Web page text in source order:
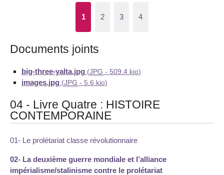
1 2 3 4
Documents joints
big-three-yalta.jpg (JPG - 509.4 kio)
images.jpg (JPG - 5.6 kio)
04 - Livre Quatre : HISTOIRE
CONTEMPORAINE
01- Le prolétariat classe révolutionnaire
02- La deuxième guerre mondiale et l’alliance
impérialisme/stalinisme contre le prolétariat